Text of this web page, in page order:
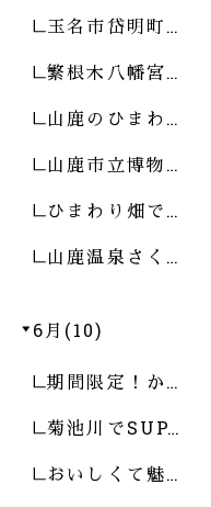
玉名市岱明町…
繁根木八幡宮…
山鹿のひまわ…
山鹿市立博物…
ひまわり畑で…
山鹿温泉さく…
6月(10)
期間限定！か…
菊池川でSUP…
おいしくて魅…